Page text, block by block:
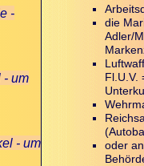
-
- um
- um
die
Adler/
Fl.U.V.
oder